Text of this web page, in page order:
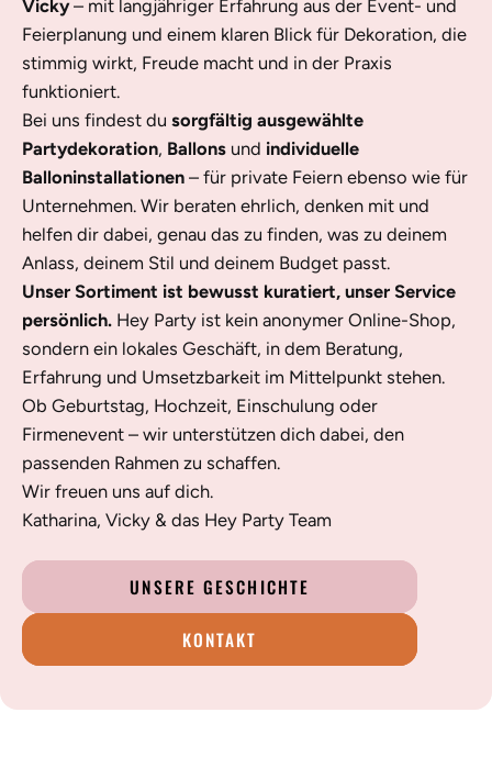
Vicky– mit langjähriger Erfahrung aus der Event- und
Feierplanung und einem klaren Blick für Dekoration, die
stimmig wirkt, Freude macht und in der Praxis
funktioniert.
Bei uns findest du sorgfältig ausgewählte
Partydekoration, Ballons und individuelle
Balloninstallationen – für private Feiern ebenso wie für
Unternehmen. Wir beraten ehrlich, denken mit und
helfen dir dabei, genau das zu finden, was zu deinem
Anlass, deinem Stil und deinem Budget passt.
Unser Sortiment ist bewusst kuratiert, unser Service
persönlich. Hey Party ist kein anonymer Online-Shop,
sondern ein lokales Geschäft, in dem Beratung,
Erfahrung und Umsetzbarkeit im Mittelpunkt stehen.
Ob Geburtstag, Hochzeit, Einschulung oder
Firmenevent – wir unterstützen dich dabei, den
passenden Rahmen zu schaffen.
Wir freuen uns auf dich.
Katharina, Vicky & das Hey Party Team
UNSERE GESCHICHTE
KONTAKT